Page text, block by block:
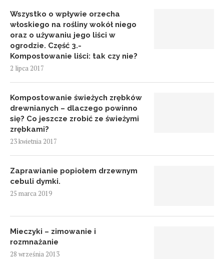
Wszystko o wpływie orzecha
włoskiego na rośliny wokół niego
oraz o używaniu jego liści w
ogrodzie. Część 3.-
Kompostowanie liści: tak czy nie?
2 lipca 2017
Kompostowanie świeżych zrębków
drewnianych – dlaczego powinno
się? Co jeszcze zrobić ze świeżymi
zrębkami?
23 kwietnia 2017
Zaprawianie popiołem drzewnym
cebuli dymki.
25 marca 2019
Mieczyki – zimowanie i
rozmnażanie
28 września 2013